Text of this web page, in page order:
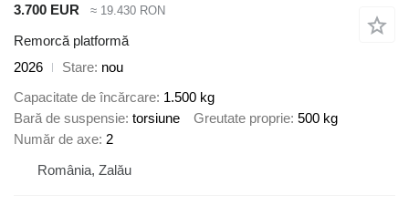
3.700 EUR
≈ 19.430 RON
Remorcă platformă
2026
Stare nou
Capacitate de încărcare 1.500 kg
Bară de suspensie torsiune Greutate proprie 500 kg
Număr de axe 2
România, Zalău